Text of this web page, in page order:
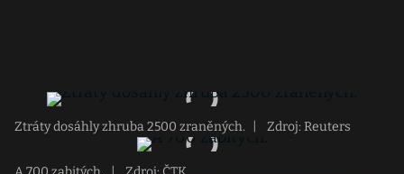
Ztráty dosáhly zhruba 2500 zraněných. Zdroj: Reuters